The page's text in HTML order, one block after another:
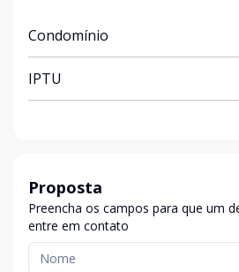
Condomínio
IPTU
Proposta
Preencha os campos para que um
entre em contato